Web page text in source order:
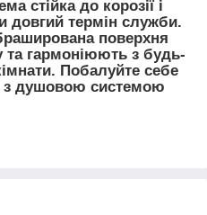
стійка до корозії і
довгий термін служби.
поверхня
гармоніюють з будь-
Побалуйте себе
душовою системою